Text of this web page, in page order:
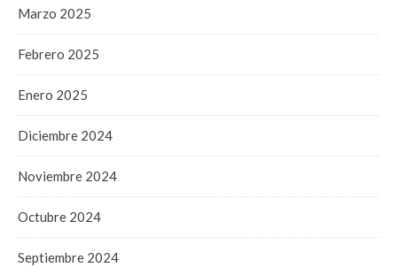
Marzo 2025
Febrero 2025
Enero 2025
Diciembre 2024
Noviembre 2024
Octubre 2024
Septiembre 2024